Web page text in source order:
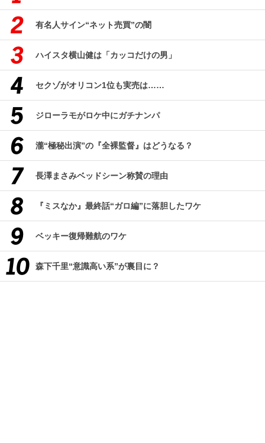
有名人サイン“ネット売買”の闇
ハイスタ横山健は「カッコだけの男」
セクゾがオリコン1位も実売は……
ジローラモがロケ中にガチナンパ
瀧“極秘出演”の『全裸監督』はどうなる？
長澤まさみベッドシーン称賛の理由
『ミスなか』最終話“ガロ編”に落胆したワケ
ベッキー復帰難航のワケ
森下千里“意識高い系”が裏目に？